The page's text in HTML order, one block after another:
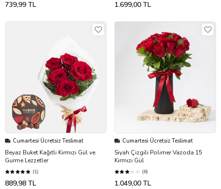
739,99 TL 1.699,00 TL
Cumartesi Ücretsiz Teslimat
Beyaz Buket Kağıtlı Kırmızı Gül ve
Gurme Lezzetler
(1)
889,98 TL
Cumartesi Ücretsiz Teslimat
Siyah Çizgili Polimer Vazoda 15
Kırmızı Gül
(8)
1.049,00 TL